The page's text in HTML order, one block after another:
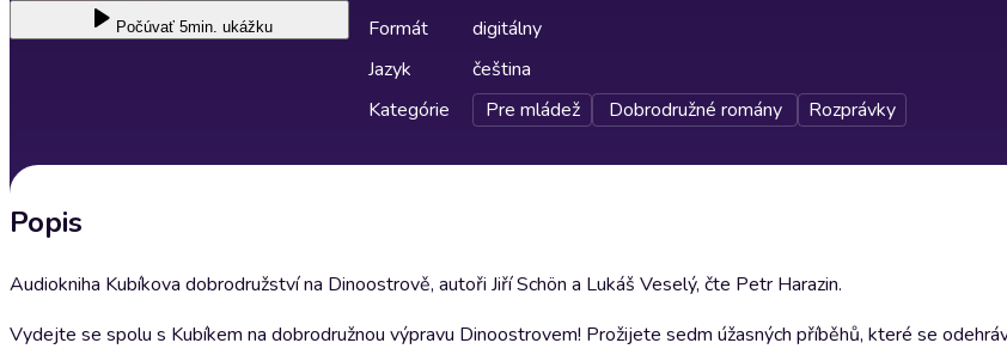
Počúvať 5min. ukážku
Formát
digitálny
Jazyk
čeština
Kategórie
Pre mládež Dobrodružné romány Rozprávky
Popis
Audiokniha Kubíkova dobrodružství na Dinoostrově, autoři Jiří Schön a Lukáš Veselý, čte Petr Harazin.
Vydejte se spolu s Kubíkem na dobrodružnou výpravu Dinoostrovem! Prožijete sedm úžasných příběhů, které se